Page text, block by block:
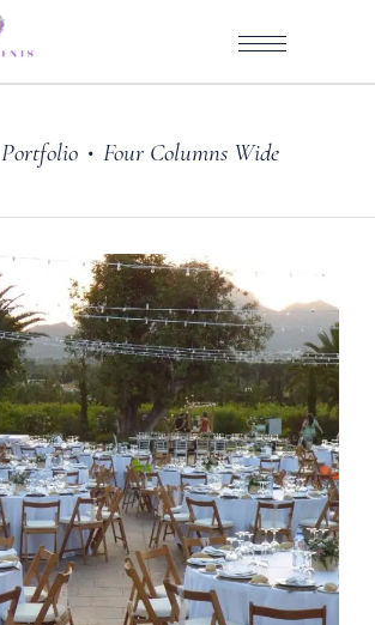
Portfolio • Four Columns Wide
Benidorm
FINCA CAMINO VIEJO